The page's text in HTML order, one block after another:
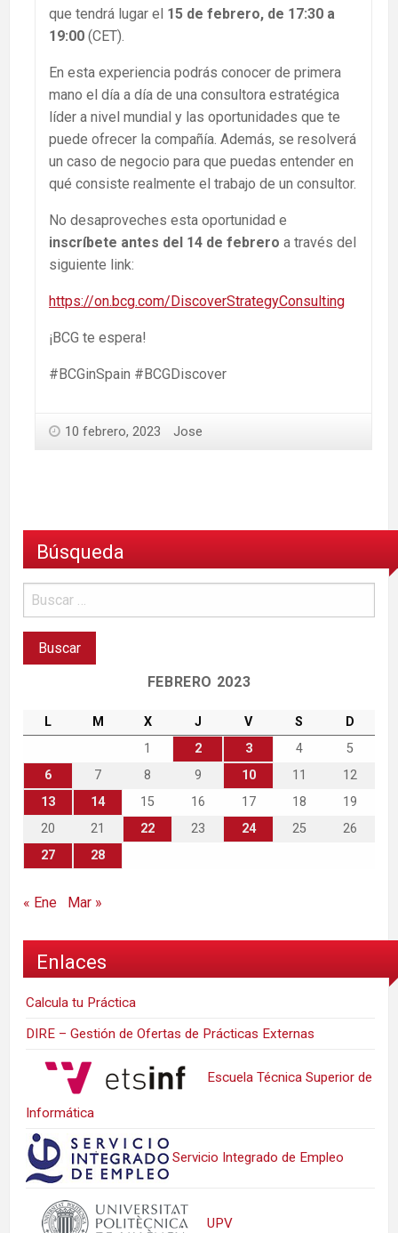
que tendrá lugar el 15 de febrero, de 17:30 a
19:00 (CET).
En esta experiencia podrás conocer de primera
mano el día a día de una consultora estratégica
líder a nivel mundial y las oportunidades que te
puede ofrecer la compañía. Además, se resolverá
un caso de negocio para que puedas entender en
qué consiste realmente el trabajo de un consultor.
No desaproveches esta oportunidad e
inscríbete antes del 14 de febrero a través del
siguiente link:
https://on.bcg.com/DiscoverStrategyConsulting
¡BCG te espera!
#BCGinSpain #BCGDiscover
10 febrero, 2023 Jose
Búsqueda
FEBRERO 2023
L M X J V S
D
1
2 3 4
5
6
7 8 9 10 11
12
13
14 15 16 17 18
19
20
21 22 23 24 25
26
27
28
« Ene Mar »
Enlaces
Calcula tu Práctica
DIRE – Gestión de Ofertas de Prácticas Externas
Escuela Técnica Superior de
Informática
Servicio Integrado de Empleo
UPV